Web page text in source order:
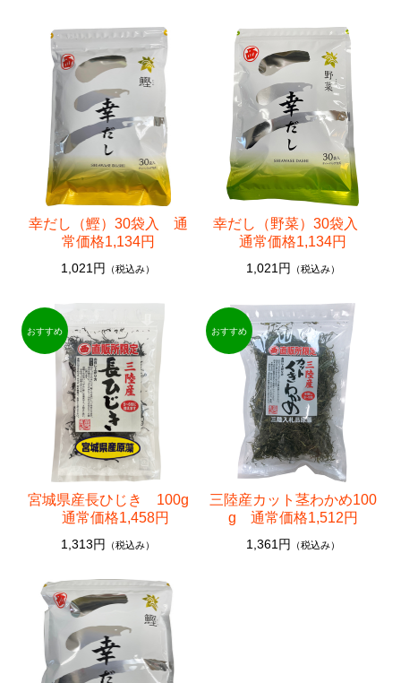
幸だし（鰹）30袋入 通
常価格1,134円
1,021円 （税込み）
幸だし（野菜）30袋入
通常価格1,134円
1,021円 （税込み）
宮城県産長ひじき 100g
通常価格1,458円
1,313円 （税込み）
三陸産カット茎わかめ100
g 通常価格1,512円
1,361円 （税込み）